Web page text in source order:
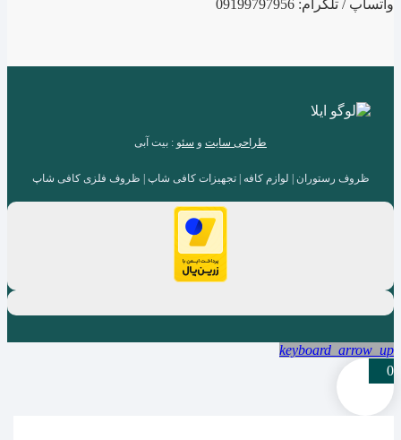
واتساپ / تلگرام: 09199797956
طراحی سایت و سئو : بیت آبی
ظروف رستوران | لوازم کافه | تجهیزات کافی شاپ | ظروف فلزی کافی شاپ
keyboard_arrow_up
0